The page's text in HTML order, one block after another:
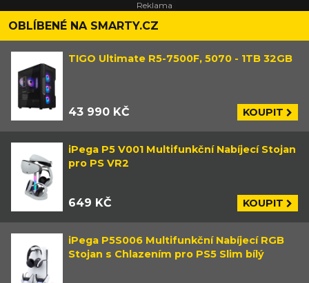
OBLÍBENÉ NA SMARTY.CZ
TIGO Ultimate R5-7500F, 5070 - 1TB 32GB
43 990 KČ KOUPIT
iPega P5 V001 Multifunkční Nabíjecí Stojan
pro PS VR2
649 KČ KOUPIT
iPega P5S006 Multifunkční Nabíjecí RGB
Stojan s Chlazením pro PS5 Slim bílý